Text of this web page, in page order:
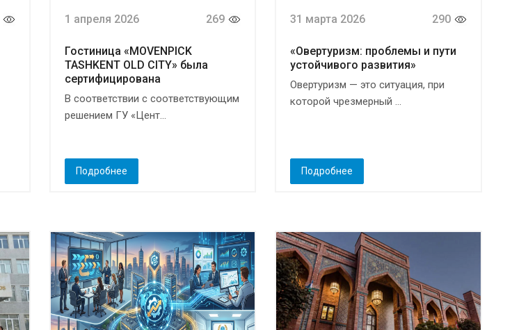
1 апреля 2026 269
Гостиница «MOVENPICK
TASHKENT OLD CITY» была
сертифицирована
В соответствии с соответствующим
решением ГУ «Цент...
Подробнее
31 марта 2026 290
«Овертуризм: проблемы и пути
устойчивого развития»
Овертуризм — это ситуация, при
которой чрезмерный ...
Подробнее